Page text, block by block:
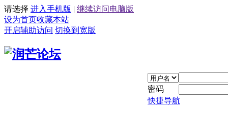
请选择 进入手机版 | 继续访问电脑版
设为首页收藏本站
开启辅助访问 切换到宽版
密码
快捷导航